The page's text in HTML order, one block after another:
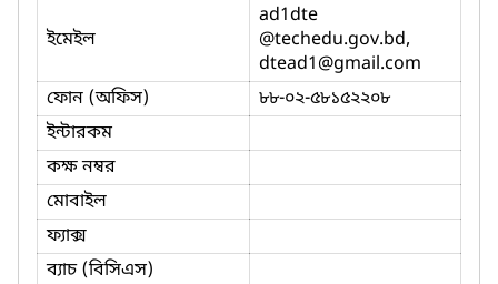
ইমেইল
ad1dte
@techedu.gov.bd,
dtead1@gmail.com
ফোন (অফিস)
৮৮-০২-৫৮১৫২২০৮
ইন্টারকম
কক্ষ নম্বর
মোবাইল
ফ্যাক্স
ব্যাচ (বিসিএস)